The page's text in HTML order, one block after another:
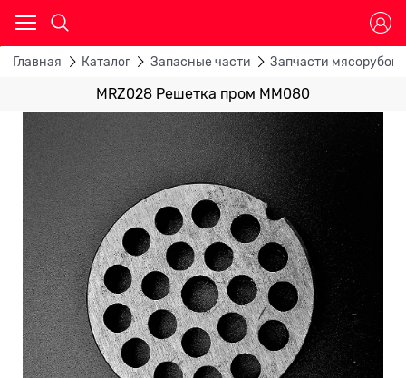
Главная Каталог Запасные части Запчасти мясорубок
MRZ028 Решетка пром ММ080